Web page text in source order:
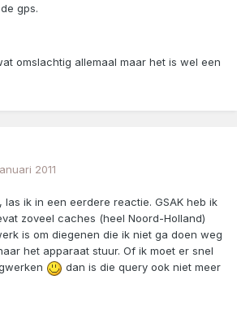
gps.
omslachtig allemaal maar het is wel een
2011
ik in een eerdere reactie. GSAK heb ik
zoveel caches (heel Noord-Holland)
is om diegenen die ik niet ga doen weg
het apparaat stuur. Of ik moet er snel
dan is die query ook niet meer